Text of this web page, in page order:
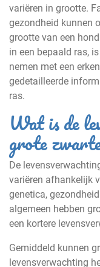
variëren in grootte.
gezondheid kunnen
grootte van een
in een bepaald ras,
nemen met een
gedetailleerde
ras.
Wat is de
grote
De
variëren afhankelijk
genetica,
algemeen hebben
een kortere
Gemiddeld kunnen
levensverwachting